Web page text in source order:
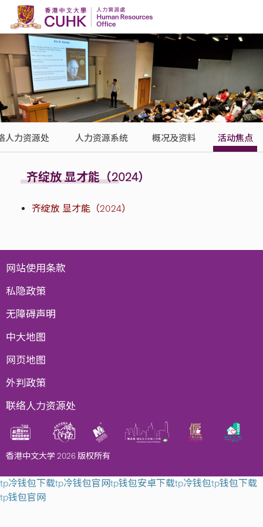
Skip to content
人力资源处 人力资源系统 概况及资料 活动焦点
齐绽放 显才能（2024）
齐绽放 显才能（2024）
网站使用条款
私隐政策
无障碍声明
中大地图
网页地图
外判政策
联络人力资源处
香港中文大学 2026 版权所有
tp冷钱包下载tp冷钱包官网tp钱包安卓下载tp冷钱包tp钱包下载
tp钱包官网